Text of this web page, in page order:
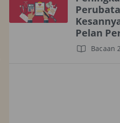
Pelan
Bacaan